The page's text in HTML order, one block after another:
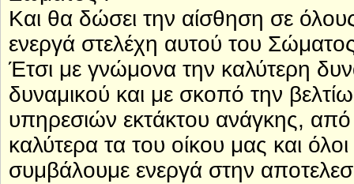
Και θα δώσει την αίσθηση σε
ενεργά στελέχη αυτού του
Έτσι με γνώμονα την καλύτερη
δυναμικού και με σκοπό την
υπηρεσιών εκτάκτου ανάγκης,
καλύτερα τα του οίκου μας και
συμβάλουμε ενεργά στην